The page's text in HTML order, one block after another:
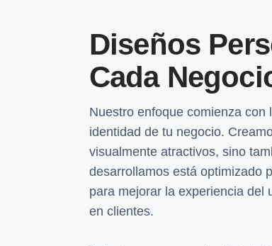
Diseños
Cada
Nuestro enfoque comienza
identidad de tu negocio.
visualmente atractivos, sino
desarrollamos está optimizado
para mejorar la experiencia del
en clientes.